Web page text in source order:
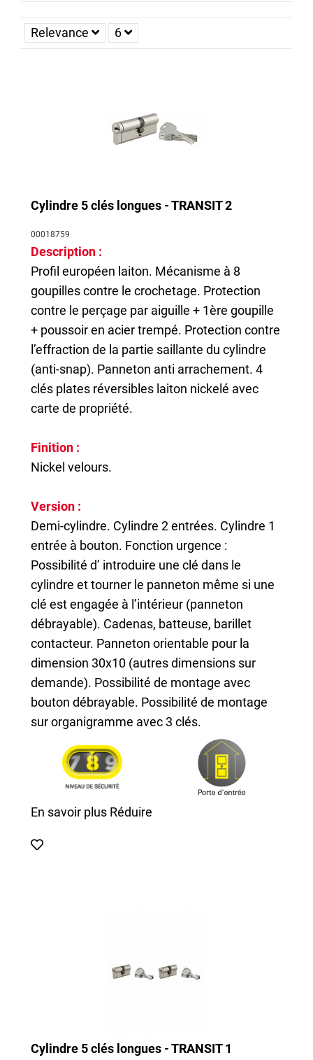
importe le sens dans lequel la clé est introduite
cylindres de serrures offre un excellent confort d’utilisation
Relevance 6
Cylindre 5 clés longues - TRANSIT 2
00018759
Description :
Profil européen laiton. Mécanisme à 8
goupilles contre le crochetage. Protection
contre le perçage par aiguille + 1ère goupille
+ poussoir en acier trempé. Protection contre
l’effraction de la partie saillante du cylindre
(anti-snap). Panneton anti arrachement. 4
clés plates réversibles laiton nickelé avec
carte de propriété.
Finition :
Nickel velours.
Version :
Demi-cylindre. Cylindre 2 entrées. Cylindre 1
entrée à bouton. Fonction urgence :
Possibilité d’ introduire une clé dans le
cylindre et tourner le panneton même si une
clé est engagée à l’intérieur (panneton
débrayable). Cadenas, batteuse, barillet
contacteur. Panneton orientable pour la
dimension 30x10 (autres dimensions sur
demande). Possibilité de montage avec
bouton débrayable. Possibilité de montage
sur organigramme avec 3 clés.
En savoir plus Réduire
Cylindre 5 clés longues - TRANSIT 1